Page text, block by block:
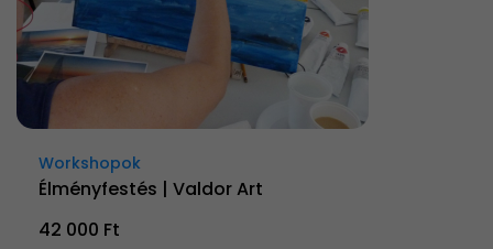
Workshopok
Élményfestés | Valdor Art
42 000 Ft